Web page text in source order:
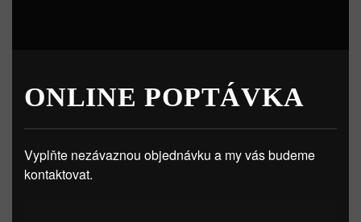
ONLINE POPTÁVKA
Vyplňte nezávaznou objednávku a my vás budeme
kontaktovat.